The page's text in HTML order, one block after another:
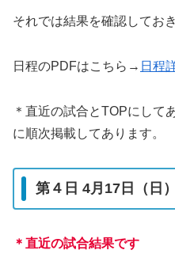
それでは結果を確認してお
日程のPDFはこちら→ 日程
＊直近の試合とTOPにして
に順次掲載してあります。
第４日 4月17日（日）
＊直近の試合結果です